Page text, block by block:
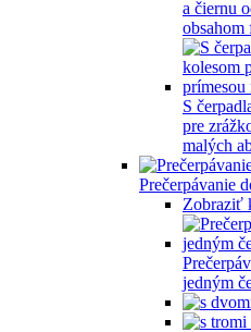
a čiernu
obsahom
S
pre
malých
Prečerpávanie
Zobraziť
jedným